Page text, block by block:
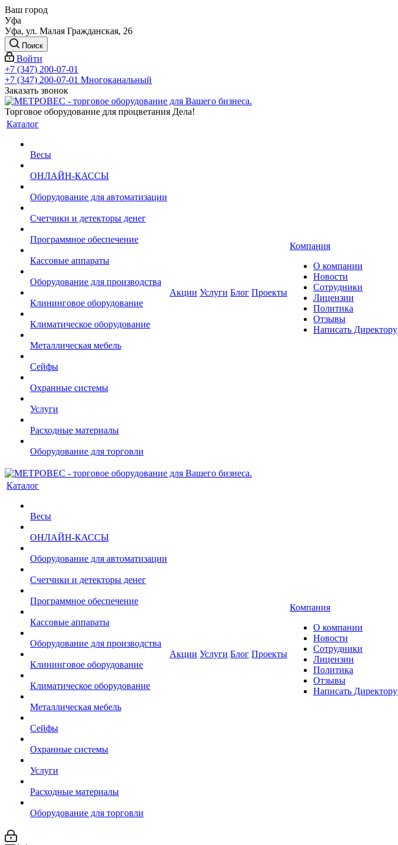
Ваш город
Уфа
Уфа, ул. Малая Гражданская, 26
Поиск
Войти
+7 (347) 200-07-01
+7 (347) 200-07-01 Многоканальный
Заказать звонок
Торговое оборудование для процветания Дела!
Каталог
Весы
ОНЛАЙН-КАССЫ
Оборудование для автоматизации
Счетчики и детекторы денег
Программное обеспечение
Кассовые аппараты
Оборудование для производства
Клининговое оборудование
Климатическое оборудование
Металлическая мебель
Сейфы
Охранные системы
Услуги
Расходные материалы
Оборудование для торговли
Акции Услуги Блог Проекты
Компания
О компании
Новости
Сотрудники
Лицензии
Политика
Отзывы
Написать Директору
Каталог
Весы
ОНЛАЙН-КАССЫ
Оборудование для автоматизации
Счетчики и детекторы денег
Программное обеспечение
Кассовые аппараты
Оборудование для производства
Клининговое оборудование
Климатическое оборудование
Металлическая мебель
Сейфы
Охранные системы
Услуги
Расходные материалы
Оборудование для торговли
Акции Услуги Блог Проекты
Компания
О компании
Новости
Сотрудники
Лицензии
Политика
Отзывы
Написать Директору